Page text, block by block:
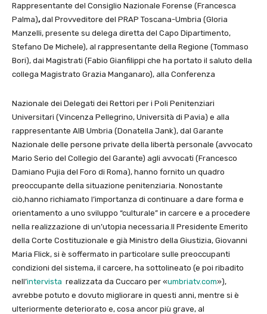
Rappresentante del Consiglio Nazionale Forense (Francesca
Palma),dal Provveditore del PRAP Toscana-Umbria (Gloria
Manzelli, presente su delega diretta del Capo Dipartimento,
Stefano De Michele), al rappresentante della Regione (Tommaso
Bori), dai Magistrati (Fabio Gianfilippi che ha portato il saluto della
collega Magistrato Grazia Manganaro), alla Conferenza
Nazionale dei Delegati dei Rettori per i Poli Penitenziari
Universitari (Vincenza Pellegrino, Università di Pavia) e alla
rappresentante AIB Umbria (Donatella Jank), dal Garante
Nazionale delle persone private della libertà personale (avvocato
Mario Serio del Collegio del Garante) agli avvocati (Francesco
Damiano Pujia del Foro di Roma), hanno fornito un quadro
preoccupante della situazione penitenziaria. Nonostante
ciò,hanno richiamato l’importanza di continuare a dare forma e
orientamento a uno sviluppo “culturale” in carcere e a procedere
nella realizzazione di un’utopia necessaria.Il Presidente Emerito
della Corte Costituzionale e già Ministro della Giustizia, Giovanni
Maria Flick, si è soffermato in particolare sulle preoccupanti
condizioni del sistema, il carcere, ha sottolineato (e poi ribadito
nell’intervista realizzata da Cuccaro per «umbriatv.com»),
avrebbe potuto e dovuto migliorare in questi anni, mentre si è
ulteriormente deteriorato e, cosa ancor più grave, al